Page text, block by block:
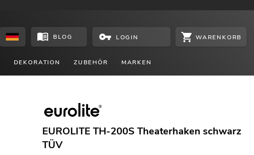
BLOG LOGIN WARENKORB
DEKORATION ZUBEHÖR MARKEN
EUROLITE TH-200S Theaterhaken schwarz
TÜV